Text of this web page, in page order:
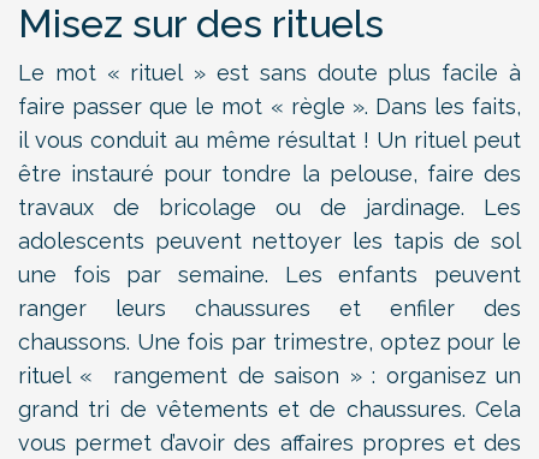
Misez sur des rituels
Le mot « rituel » est sans doute plus facile à
faire passer que le mot « règle ». Dans les faits,
il vous conduit au même résultat ! Un rituel peut
être instauré pour tondre la pelouse, faire des
travaux de bricolage ou de jardinage. Les
adolescents peuvent nettoyer les tapis de sol
une fois par semaine. Les enfants peuvent
ranger leurs chaussures et enfiler des
chaussons. Une fois par trimestre, optez pour le
rituel « rangement de saison » : organisez un
grand tri de vêtements et de chaussures. Cela
vous permet d’avoir des affaires propres et des